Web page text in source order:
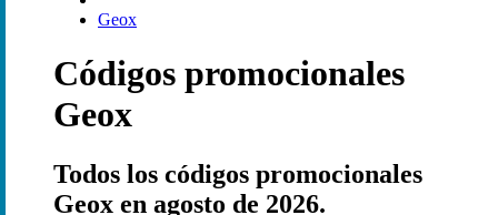
Geox
Códigos promocionales
Geox
Todos los códigos promocionales
Geox en agosto de 2026.